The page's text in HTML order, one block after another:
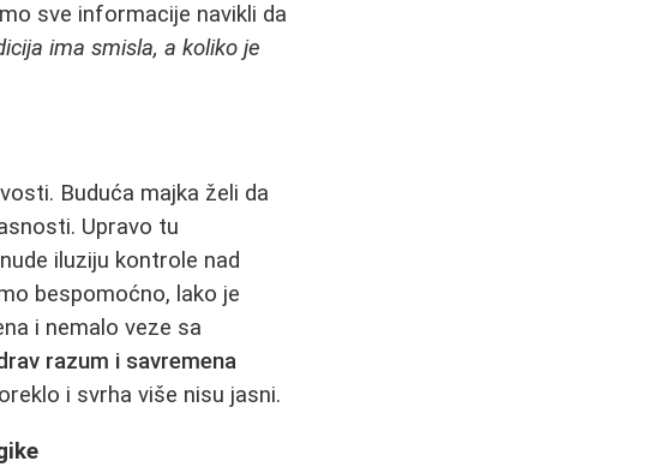
sve informacije navikli da
ima smisla, a koliko je
Buduća majka želi da
Upravo tu
iluziju kontrole nad
bespomoćno, lako je
i nemalo veze sa
razum i savremena
i svrha više nisu jasni.